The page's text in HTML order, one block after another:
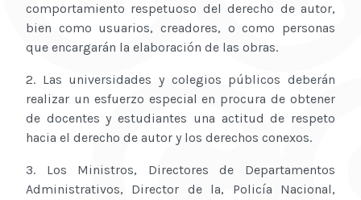
comportamiento respetuoso del derecho de autor,
bien como usuarios, creadores, o como personas
que encargarán la elaboración de las obras.
2. Las universidades y colegios públicos deberán
realizar un esfuerzo especial en procura de obtener
de docentes y estudiantes una actitud de respeto
hacia el derecho de autor y los derechos conexos.
3. Los Ministros, Directores de Departamentos
Administrativos, Director de la, Policía Nacional,